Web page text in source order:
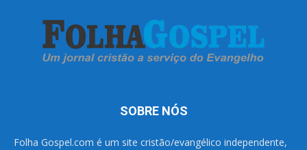
SOBRE NÓS
Folha Gospel.com é um site cristão/evangélico independente,